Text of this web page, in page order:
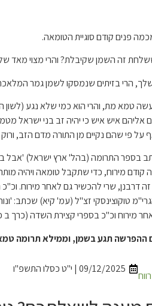
פנים קודם סוגיית הטומאה.
זה השמן שקיבלת? והרי מצוי מאד
הרי בזיתים שנמסקו לשמן גמר
טמא מת, והרי הוא כמי שלא נגע
אליהם איש איש כי יהיה זב בני ישראל
על פי שהם נקיים מן התורה מדם הזב,
בספר התרומה (בהל' ארץ ישראל) 'אבל
קודם מירוח, כדי שתקבל טומאה
דרבנן, שרי להכשיר גם לאחר מירוח.
טוקוצינסקי זצ"ל (עמ' קיא) שכתב:
מירוח וכ"כ בספרי קצירת השדה (כרך
תגע בשמן, וממילא תרומה
09/12/2025 | י"ט כסלו התשפ"ו